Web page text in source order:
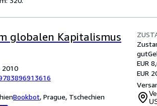
globalen Kapitalismus
2010
Bookbot, Prague, Tschechien
gut
EUR
EUR